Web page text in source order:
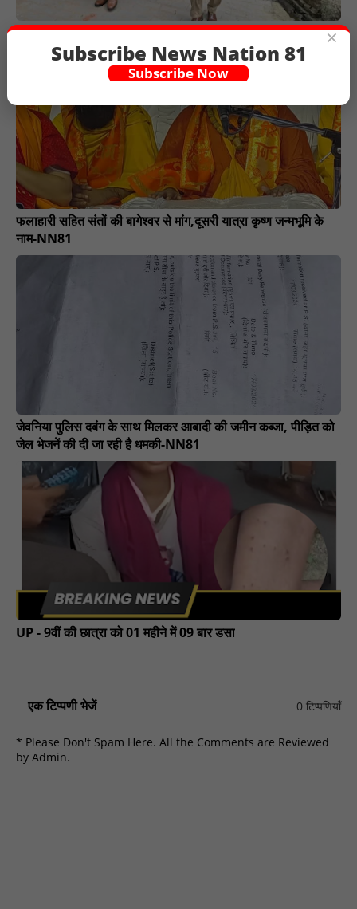
भदेवरा में वृद्ध कांड में हुआ पर्दाफाश - NN81
फलाहारी सहित संतों की बागेश्वर से मांग,दूसरी यात्रा कृष्ण जन्मभूमि के
नाम-NN81
जेवनिया पुलिस दबंग के साथ मिलकर आबादी की जमीन कब्जा, पीड़ित को
जेल भेजनें की दी जा रही है धमकी-NN81
UP - 9वीं की छात्रा को 01 महीने में 09 बार डसा
एक टिप्पणी भेजें 0 टिप्पणियाँ
* Please Don't Spam Here. All the Comments are Reviewed
by Admin.
×
Subscribe News Nation 81
Subscribe Now